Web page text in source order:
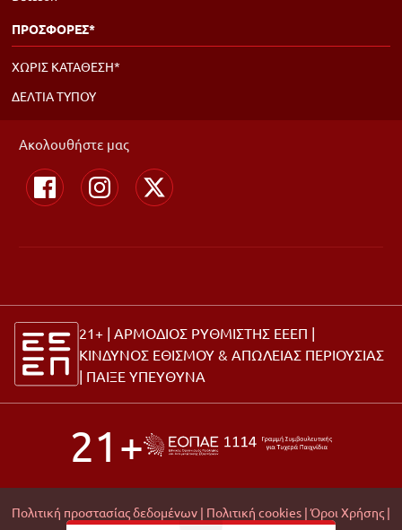
ΠΡΟΣΦΟΡΕΣ*
ΧΩΡΙΣ ΚΑΤΑΘΕΣΗ*
ΔΕΛΤΙΑ ΤΥΠΟΥ
Ακολουθήστε μας
21+ | ΑΡΜΟΔΙΟΣ ΡΥΘΜΙΣΤΗΣ ΕΕΕΠ |
ΚΙΝΔΥΝΟΣ ΕΘΙΣΜΟΥ & ΑΠΩΛΕΙΑΣ ΠΕΡΙΟΥΣΙΑΣ
| ΠΑΙΞΕ ΥΠΕΥΘΥΝΑ
21+
Πολιτική προστασίας δεδομένων | Πολιτική cookies | Όροι Χρήσης |